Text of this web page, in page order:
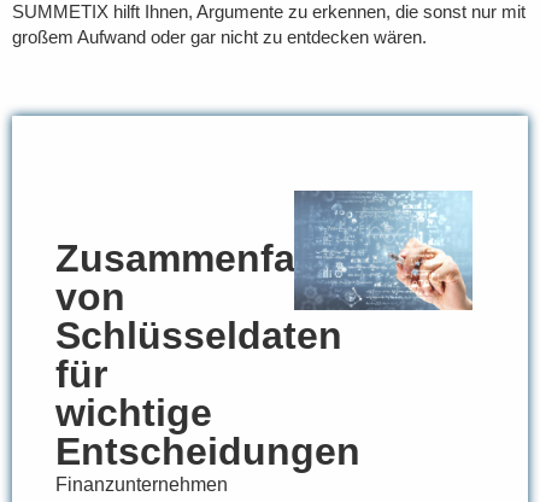
SUMMETIX hilft Ihnen, Argumente zu erkennen, die sonst nur mit
großem Aufwand oder gar nicht zu entdecken wären.
Zusammenfassen
von
Schlüsseldaten
für
wichtige
Entscheidungen
Finanzunternehmen